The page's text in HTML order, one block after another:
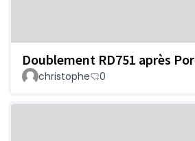
Doublement RD751 après
christophe 0